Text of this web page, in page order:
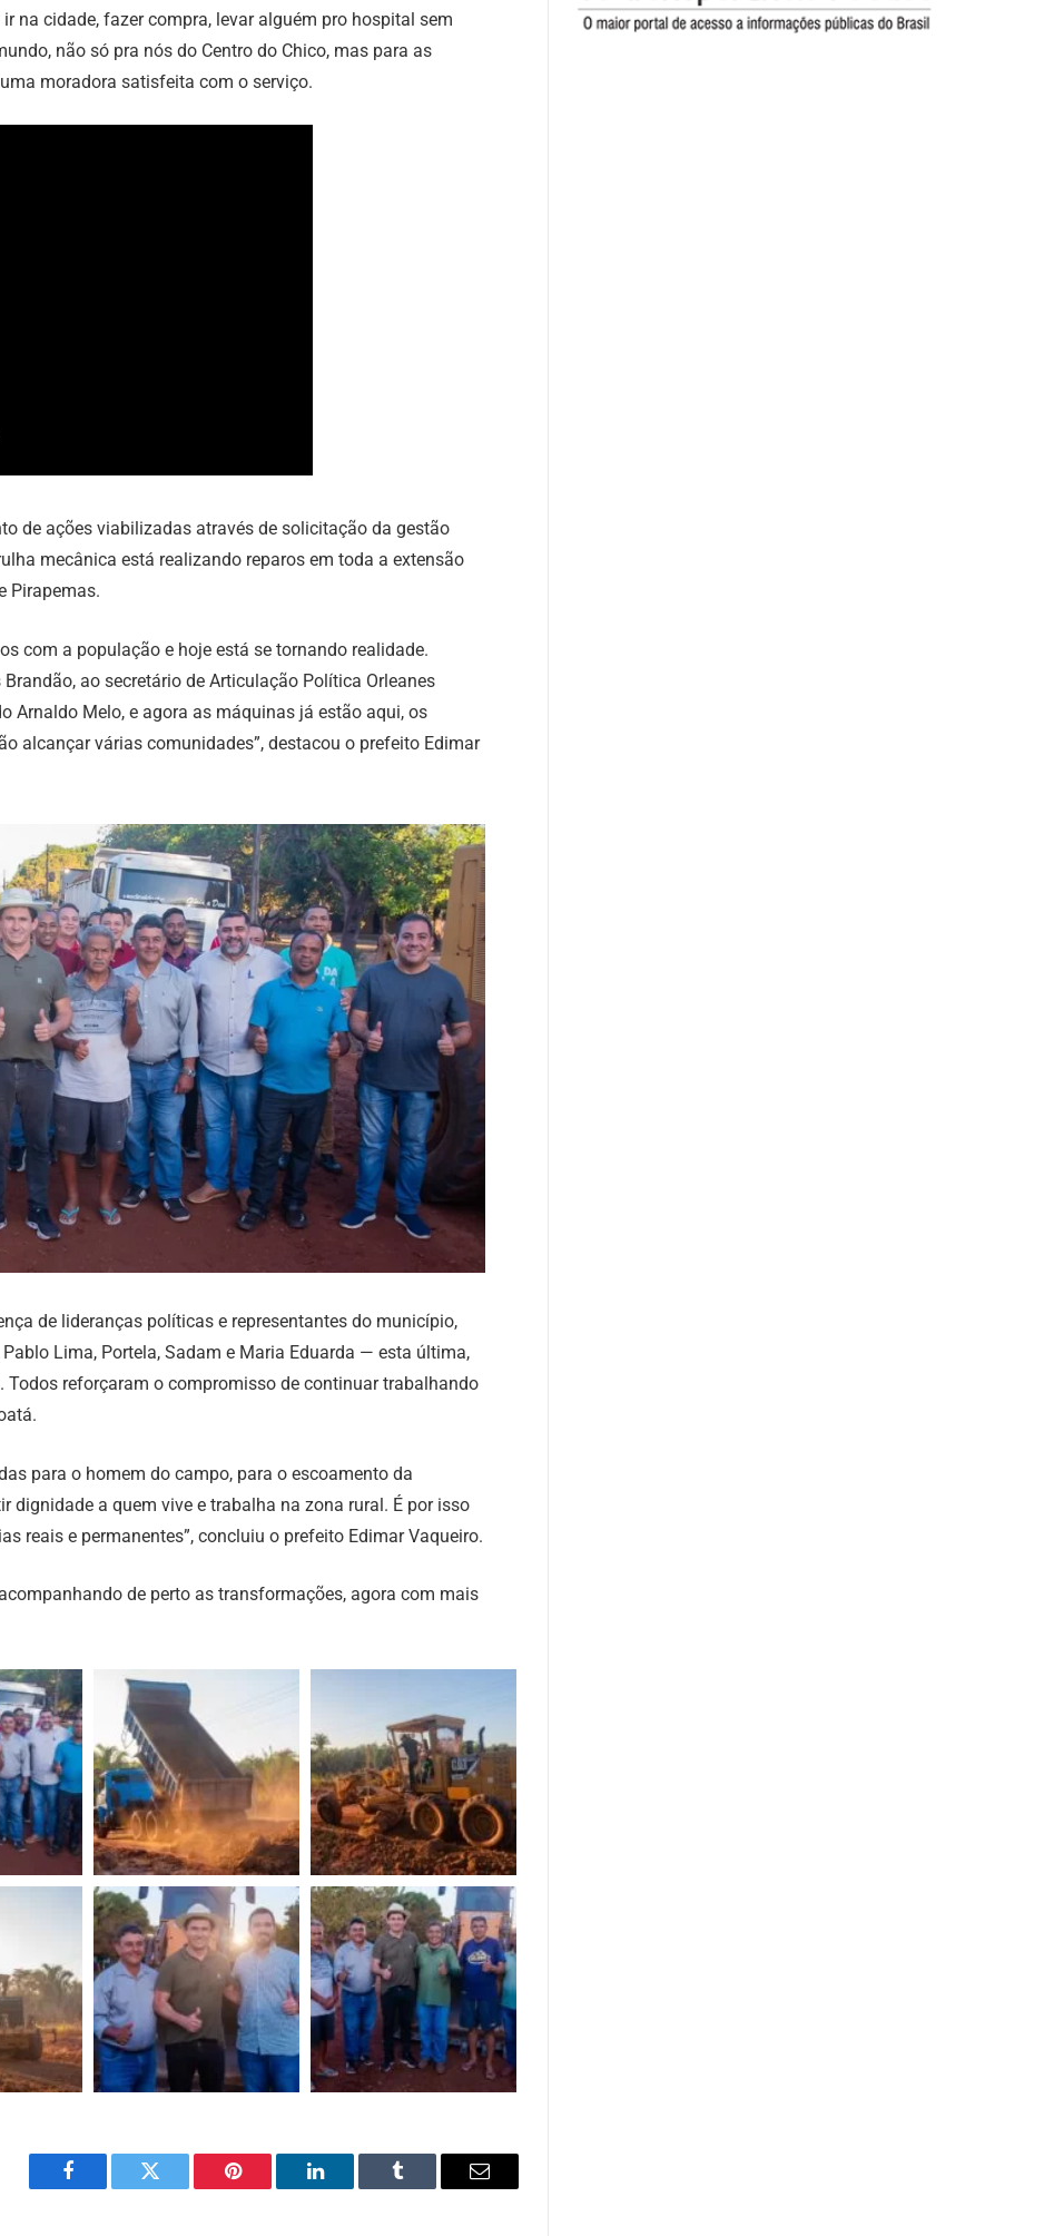
na cidade, fazer compra, levar alguém pro hospital sem
não só pra nós do Centro do Chico, mas para as
moradora satisfeita com o serviço.
de ações viabilizadas através de solicitação da gestão
mecânica está realizando reparos em toda a extensão
Pirapemas.
com a população e hoje está se tornando realidade.
ao secretário de Articulação Política Orleanes
Arnaldo Melo, e agora as máquinas já estão aqui, os
alcançar várias comunidades”, destacou o prefeito Edimar
de lideranças políticas e representantes do município,
Lima, Portela, Sadam e Maria Eduarda — esta última,
Todos reforçaram o compromisso de continuar trabalhando
para o homem do campo, para o escoamento da
dignidade a quem vive e trabalha na zona rural. É por isso
reais e permanentes”, concluiu o prefeito Edimar Vaqueiro.
de perto as transformações, agora com mais
Facebook Twitter Pinterest LinkedIn Tumblr Email